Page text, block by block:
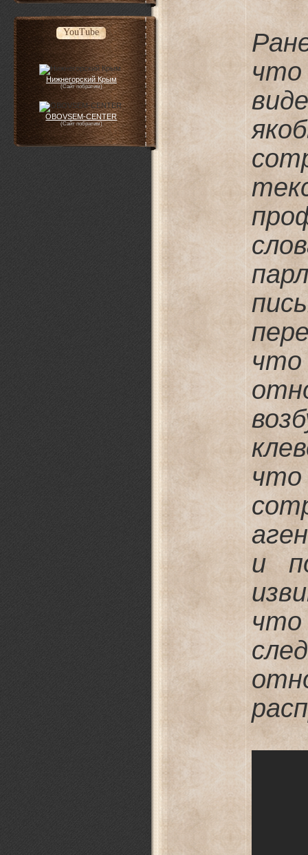
YouTube
Нижнегорский Крым
(Сайт побратим)
OBOVSEM-CENTER
(Сайт побратим)
и